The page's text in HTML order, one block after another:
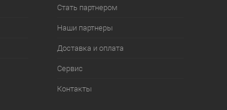
Стать партнером
Наши партнеры
Доставка и оплата
Сервис
Контакты